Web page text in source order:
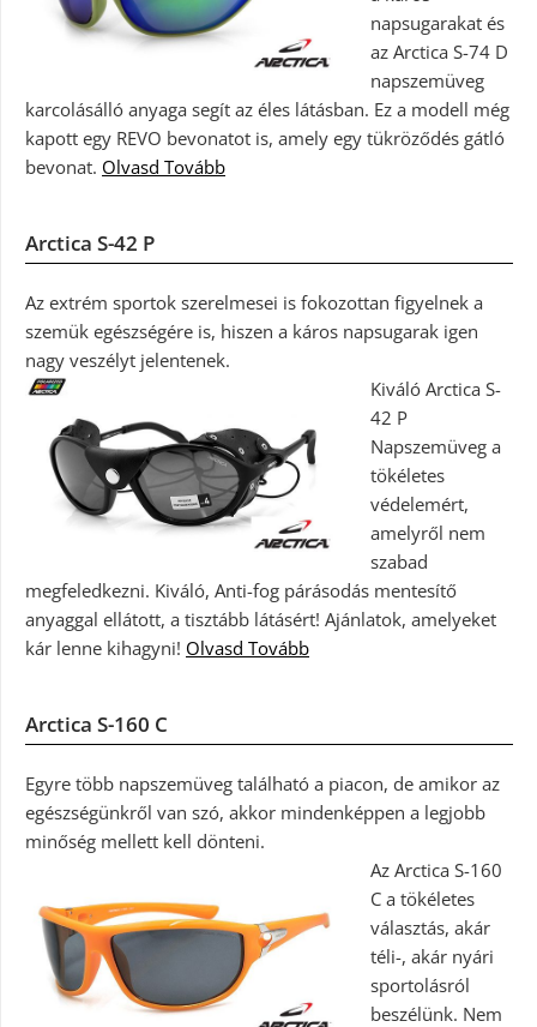
napsugarakat és
az Arctica S-74 D
napszemüveg
karcolásálló anyaga segít az éles látásban. Ez a modell még
kapott egy REVO bevonatot is, amely egy tükröződés gátló
bevonat. Olvasd Tovább
Arctica S-42 P
Az extrém sportok szerelmesei is fokozottan figyelnek a
szemük egészségére is, hiszen a káros napsugarak igen
nagy veszélyt jelentenek.
Kiváló Arctica S-
42 P
Napszemüveg a
tökéletes
védelemért,
amelyről nem
szabad
megfeledkezni. Kiváló, Anti-fog párásodás mentesítő
anyaggal ellátott, a tisztább látásért! Ajánlatok, amelyeket
kár lenne kihagyni! Olvasd Tovább
Arctica S-160 C
Egyre több napszemüveg található a piacon, de amikor az
egészségünkről van szó, akkor mindenképpen a legjobb
minőség mellett kell dönteni.
Az Arctica S-160
C a tökéletes
választás, akár
téli-, akár nyári
sportolásról
beszélünk. Nem